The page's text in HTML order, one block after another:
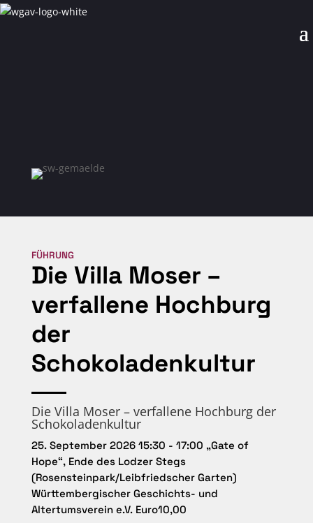
FÜHRUNG
Die Villa Moser –
verfallene Hochburg
der
Schokoladenkultur
Die Villa Moser – verfallene Hochburg der
Schokoladenkultur
25. September 2026 15:30 - 17:00 „Gate of
Hope“, Ende des Lodzer Stegs
(Rosensteinpark/Leibfriedscher Garten)
Württembergischer Geschichts- und
Altertumsverein e.V. Euro10,00